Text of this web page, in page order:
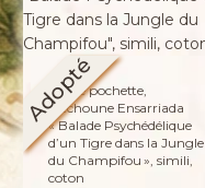
Adopté
Petite pochette,
Pitchoune Ensarriada
« Balade Psychédélique
d’un Tigre dans la Jungle
du Champifou », simili,
coton